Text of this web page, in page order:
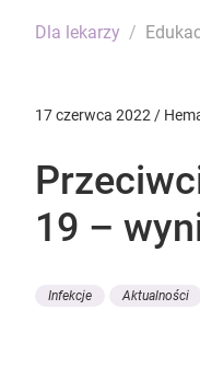
Dla lekarzy
17 czerwca 2022 /
19 –
Infekcje Aktualności